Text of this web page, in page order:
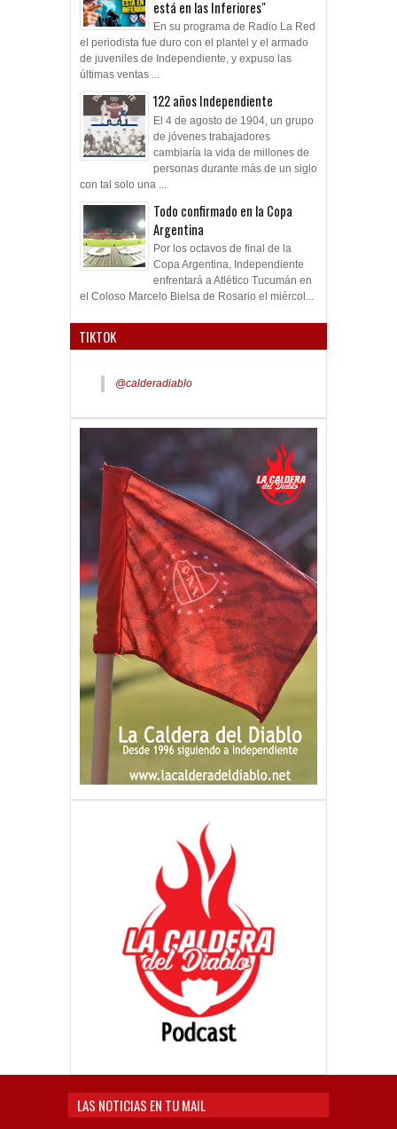
está en las Inferiores"
En su programa de Radio La Red
el periodista fue duro con el plantel y el armado
de juveniles de Independiente, y expuso las
últimas ventas ...
122 años Independiente
El 4 de agosto de 1904, un grupo
de jóvenes trabajadores
cambiaría la vida de millones de
personas durante más de un siglo
con tal solo una ...
Todo confirmado en la Copa
Argentina
Por los octavos de final de la
Copa Argentina, Independiente
enfrentará a Atlético Tucumán en
el Coloso Marcelo Bielsa de Rosario el miércol...
TIKTOK
@calderadiablo
LAS NOTICIAS EN TU MAIL